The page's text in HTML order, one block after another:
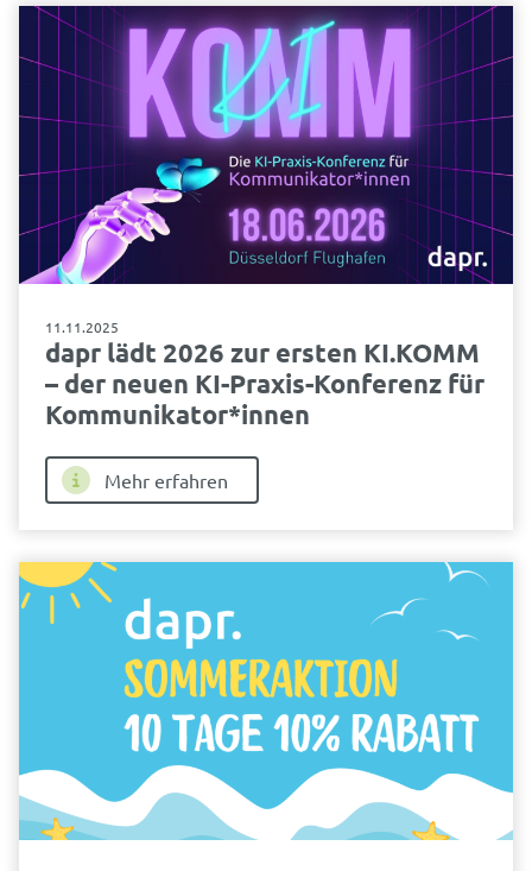
11.11.2025
dapr lädt 2026 zur ersten KI.KOMM
– der neuen KI-Praxis-Konferenz für
Kommunikator*innen
Mehr erfahren